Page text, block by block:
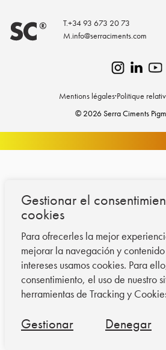
Gestionar el
cookies
Para ofrecerles la mejor
mejorar la navegación y
intereses usamos cookies. Para
consentimiento, el uso de nuestro
herramientas de Tracking y
Gestionar Denegar
T.+34 93 673 20 73
M.info@serraciments.com
Mentions légales·Politique
© 2026 Serra Ciments